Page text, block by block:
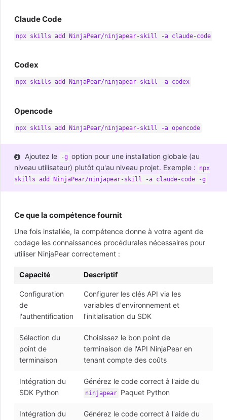
Claude Code
npx skills add NinjaPear/ninjapear-skill -a claude-code
Codex
npx skills add NinjaPear/ninjapear-skill -a codex
Opencode
npx skills add NinjaPear/ninjapear-skill -a opencode
Ajoutez le -g option pour une installation globale (au
niveau utilisateur) plutôt qu'au niveau projet. Exemple :
npx
skills add NinjaPear/ninjapear-skill -a claude-code -g
Ce que la compétence fournit
Une fois installée, la compétence donne à votre agent de
codage les connaissances procédurales nécessaires pour
utiliser NinjaPear correctement :
Capacité Descriptif
Configuration
de
l'authentification
Configurer les clés API via les
variables d'environnement et
l'initialisation du SDK
Sélection du
point de
terminaison
Choisissez le bon point de
terminaison de l'API NinjaPear en
tenant compte des coûts
Intégration du
SDK Python
Générez le code correct à l'aide du
ninjapear Paquet Python
Intégration du
Générez le code correct à l'aide du